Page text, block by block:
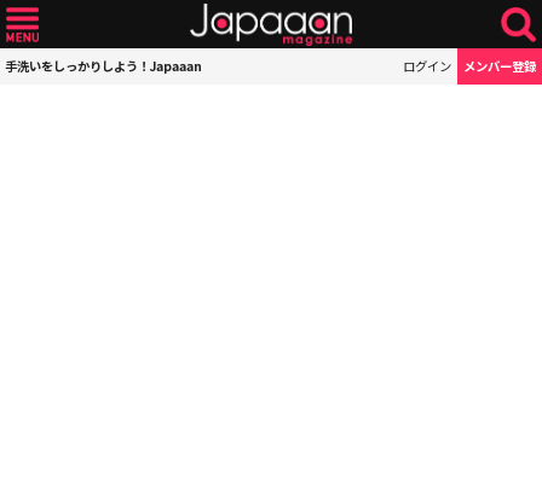
手洗いをしっかりしよう！Japaaan ログイン メンバー登録